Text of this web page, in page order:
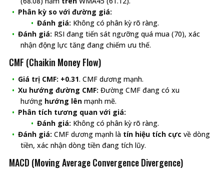
Phân kỳ so với đường giá:
Đánh giá: Không có phân kỳ rõ ràng.
Đánh giá: RSI đang tiến sát ngưỡng quá mua (70), xác
nhận động lực tăng đang chiếm ưu thế.
CMF (Chaikin Money Flow)
Giá trị CMF: +0.31. CMF dương mạnh.
Xu hướng đường CMF: Đường CMF đang có xu
hướng hướng lên mạnh mẽ.
Phân tích tương quan với giá:
Đánh giá: Không có phân kỳ rõ ràng.
Đánh giá: CMF dương mạnh là tín hiệu tích cực về dòng
tiền, xác nhận dòng tiền đang tích lũy.
MACD (Moving Average Convergence Divergence)